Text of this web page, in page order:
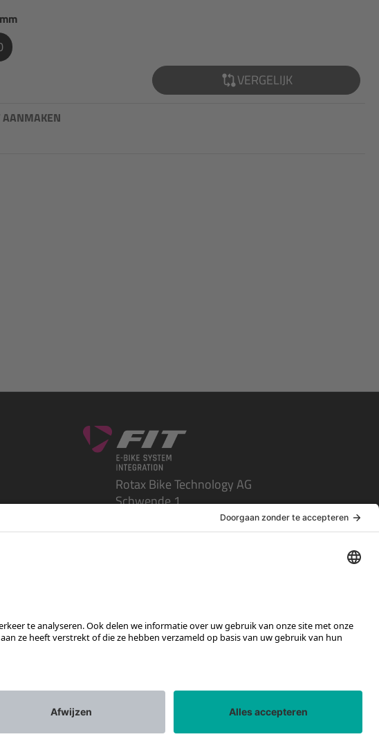
VERGELIJK
AANMAKEN
Rotax Bike Technology AG
Schwende 1